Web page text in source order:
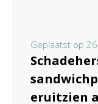
Geplaatst op
eruitzien